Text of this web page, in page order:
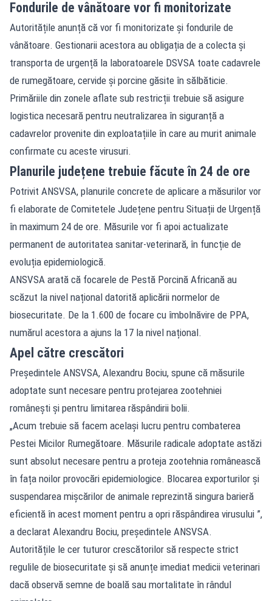
Fondurile de vânătoare vor fi monitorizate
Autoritățile anunță că vor fi monitorizate și fondurile de
vânătoare. Gestionarii acestora au obligația de a colecta și
transporta de urgență la laboratoarele DSVSA toate cadavrele
de rumegătoare, cervide și porcine găsite în sălbăticie.
Primăriile din zonele aflate sub restricții trebuie să asigure
logistica necesară pentru neutralizarea în siguranță a
cadavrelor provenite din exploatațiile în care au murit animale
confirmate cu aceste virusuri.
Planurile județene trebuie făcute în 24 de ore
Potrivit ANSVSA, planurile concrete de aplicare a măsurilor vor
fi elaborate de Comitetele Județene pentru Situații de Urgență
în maximum 24 de ore. Măsurile vor fi apoi actualizate
permanent de autoritatea sanitar-veterinară, în funcție de
evoluția epidemiologică.
ANSVSA arată că focarele de Pestă Porcină Africană au
scăzut la nivel național datorită aplicării normelor de
biosecuritate. De la 1.600 de focare cu îmbolnăvire de PPA,
numărul acestora a ajuns la 17 la nivel național.
Apel către crescători
Președintele ANSVSA, Alexandru Bociu, spune că măsurile
adoptate sunt necesare pentru protejarea zootehniei
românești și pentru limitarea răspândirii bolii.
„Acum trebuie să facem același lucru pentru combaterea
Pestei Micilor Rumegătoare. Măsurile radicale adoptate astăzi
sunt absolut necesare pentru a proteja zootehnia românească
în fața noilor provocări epidemiologice. Blocarea exporturilor și
suspendarea mișcărilor de animale reprezintă singura barieră
eficientă în acest moment pentru a opri răspândirea virusului ”,
a declarat Alexandru Bociu, președintele ANSVSA.
Autoritățile le cer tuturor crescătorilor să respecte strict
regulile de biosecuritate și să anunțe imediat medicii veterinari
dacă observă semne de boală sau mortalitate în rândul